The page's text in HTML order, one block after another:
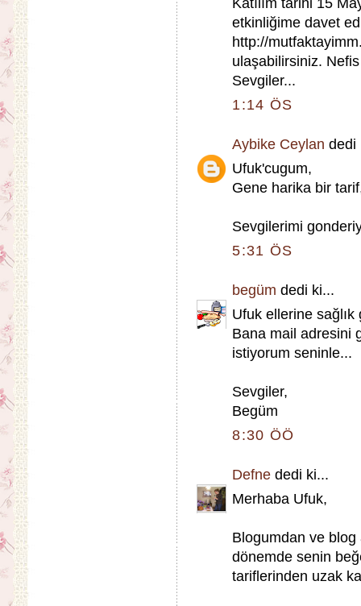
Katılım tarihi 15
etkinliğime davet
http://
ulaşabilirsiniz.
Sevgiler...
1:14 ÖS
Aybike Ceylan dedi
Ufuk'cugum,
Gene harika bir
Sevgilerimi
5:31 ÖS
begüm dedi ki...
Ufuk ellerine
Bana mail adresini
istiyorum seninle...
Sevgiler,
Begüm
8:30 ÖÖ
Defne dedi ki...
Merhaba Ufuk,
Blogumdan ve blog
dönemde senin
tariflerinden uzak